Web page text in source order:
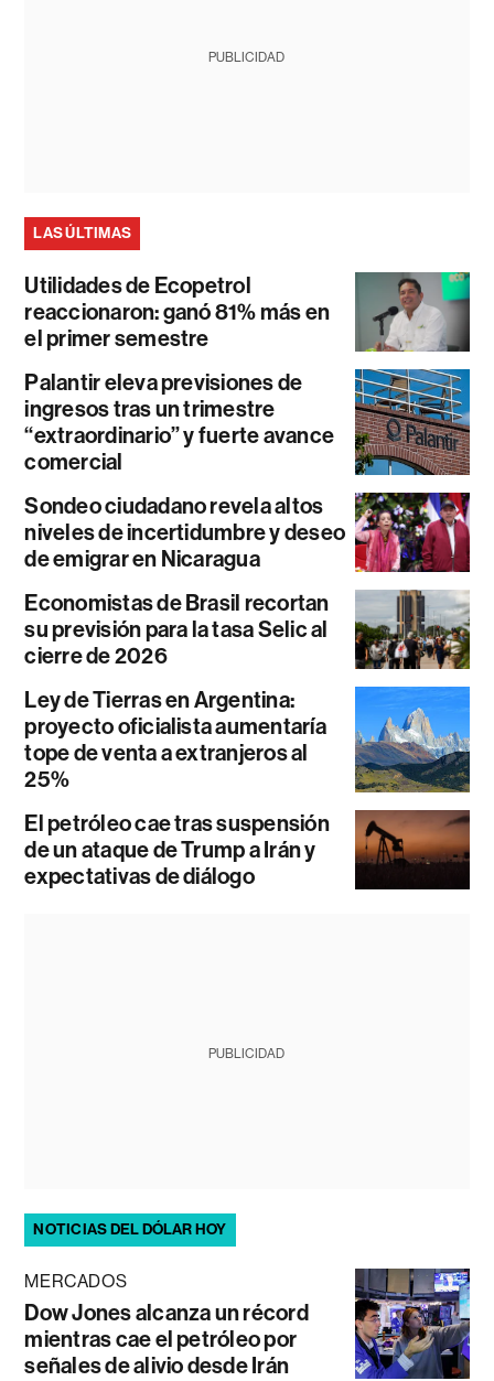
PUBLICIDAD
LAS ÚLTIMAS
Utilidades de Ecopetrol
reaccionaron: ganó 81% más en
el primer semestre
Palantir eleva previsiones de
ingresos tras un trimestre
“extraordinario” y fuerte avance
comercial
Sondeo ciudadano revela altos
niveles de incertidumbre y deseo
de emigrar en Nicaragua
Economistas de Brasil recortan
su previsión para la tasa Selic al
cierre de 2026
Ley de Tierras en Argentina:
proyecto oficialista aumentaría
tope de venta a extranjeros al
25%
El petróleo cae tras suspensión
de un ataque de Trump a Irán y
expectativas de diálogo
PUBLICIDAD
NOTICIAS DEL DÓLAR HOY
MERCADOS
Dow Jones alcanza un récord
mientras cae el petróleo por
señales de alivio desde Irán